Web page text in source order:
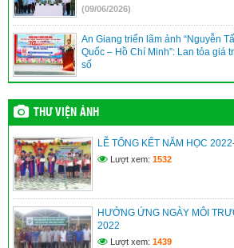
(09/06/2026)
An Giang triển lãm ảnh “Nguyễn
Quốc – Hồ Chí Minh”: Lan tỏa giá
số
(09/06/2026)
Vĩnh Bình nâng cao năng lực quản
(09/06/2026)
XÃ VĨNH BÌNH TỔ CHỨC TRIỂN
NĂM NGÀY BÁC HỒ RA ĐI TÌM
(09/06/2026)
An Giang: Cán bộ, người dân học
từ “Không gian văn hóa Hồ Chí
THƯ VIỆN ẢNH
LỄ TỔNG KẾT NĂM HỌC
Lượt xem: 1532
HƯỞNG ỨNG NGÀY MÔI
2022
Lượt xem: 1439